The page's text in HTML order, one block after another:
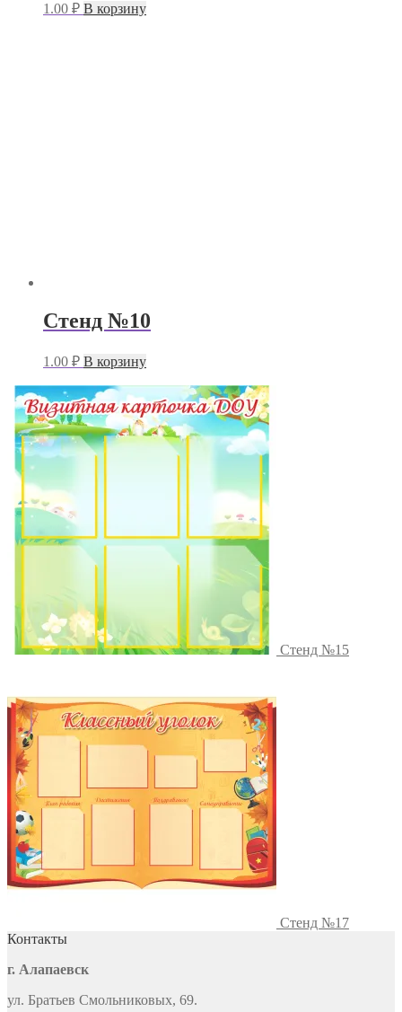
1.00 ₽ В корзину
Стенд №10
1.00 ₽ В корзину
Стенд №15
Стенд №17
Контакты
г. Алапаевск
ул. Братьев Смольниковых, 69.